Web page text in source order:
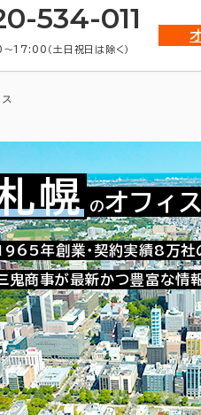
534-011
17:00（土日祝日は除く）
お問い合わせ番号：
南３条西13-320-13
幌 のオフィ
年創業・契約実績8万社
鬼商事が最新かつ豊富な情